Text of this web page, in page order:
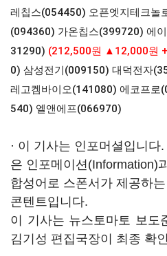
레칩스(054450) 오픈엣지테크놀
(094360) 가온칩스(399720) 에
31290) (212,500원 ▲12,000원
0) 삼성전기(009150) 대덕전자
레고켐바이오(141080) 에코프로
540) 엘앤에프(066970)
· 이 기사는 인포머셜입니
은 인포메이션(Information)
합성어로 스폰서가 제공하
콘텐트입니다.
이 기사는 뉴스토마토 보도
김기성 편집국장이 최종 확